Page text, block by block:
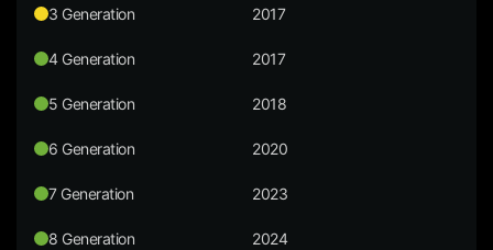
3 Generation 2017
4 Generation 2017
5 Generation 2018
6 Generation 2020
7 Generation 2023
8 Generation 2024